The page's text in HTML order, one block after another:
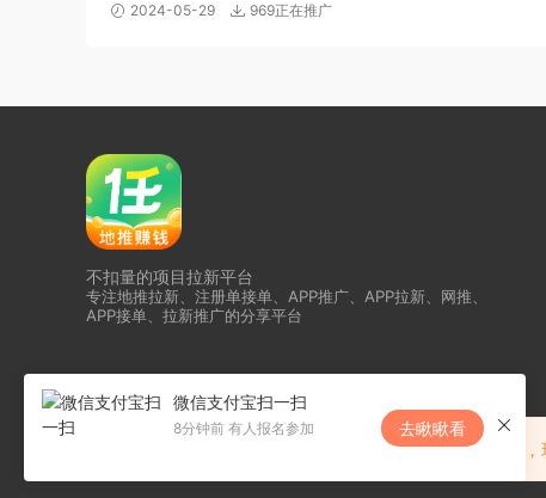
2024-05-29 969正在推广
不扣量的项目拉新平台
专注地推拉新、注册单接单、APP推广、APP拉新、网推、
APP接单、拉新推广的分享平台
微信支付宝扫一扫
8分钟前 有人报名参加 去瞅瞅看
恭喜任推邦升级为夸克核代